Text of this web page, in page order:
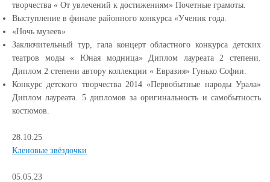
творчества « От увлечений к достижениям» Почетные грамоты.
Выступление в финале районного конкурса «Ученик года.
«Ночь музеев»
Заключительный тур, гала концерт областного конкурса детских
театров моды « Юная модница» Диплом лауреата 2 степени.
Диплом 2 степени автору коллекции « Евразия» Гунько Софии.
Конкурс детского творчества 2014 «Первобытные народы Урала»
Диплом лауреата. 5 дипломов за оригинальность и самобытность
костюмов.
28.10.25
Кленовые звёздочки
05.05.23